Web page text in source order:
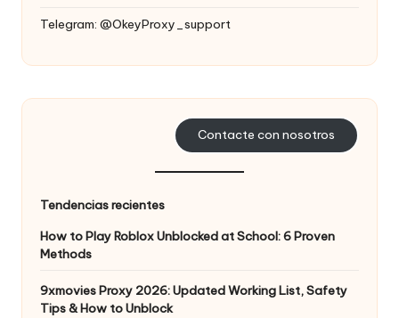
Telegram: @OkeyProxy_support
Contacte con nosotros
Tendencias recientes
How to Play Roblox Unblocked at School: 6 Proven
Methods
9xmovies Proxy 2026: Updated Working List, Safety
Tips & How to Unblock